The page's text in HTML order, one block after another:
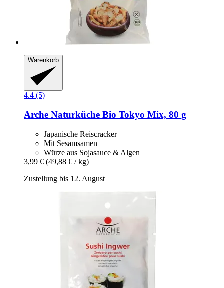
Warenkorb
4.4 (5)
Arche Naturküche Bio Tokyo Mix, 80 g
Japanische Reiscracker
Mit Sesamsamen
Würze aus Sojasauce & Algen
3,99 € (49,88 € / kg)
Zustellung bis 12. August